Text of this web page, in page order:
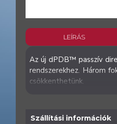
LEÍRÁS
Az új dPDB™ passzív
rendszerekhez. Három
csökkenthetünk.
Szállítási információk